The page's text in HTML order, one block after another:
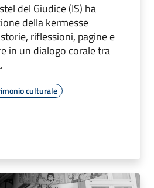
del Giudice (IS) ha
della kermesse
riflessioni, pagine e
in un dialogo corale tra
culturale